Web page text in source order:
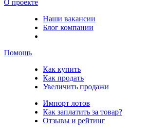
О проекте
Наши вакансии
Блог компании
Помощь
Как купить
Как продать
Увеличить продажи
Импорт лотов
Как заплатить за товар?
Отзывы и рейтинг